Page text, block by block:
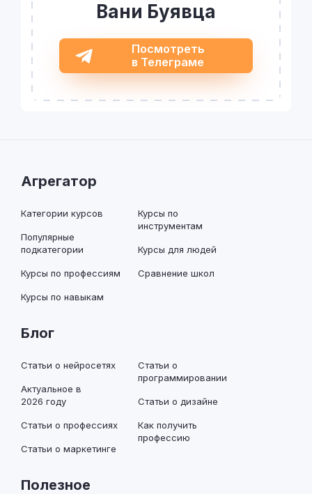
Вани Буявца
Посмотреть
в Телеграме
Агрегатор
Категории курсов
Популярные
подкатегории
Курсы по профессиям
Курсы по навыкам
Курсы по
инструментам
Курсы для людей
Сравнение школ
Блог
Статьи о нейросетях
Актуальное в
2026 году
Статьи о профессиях
Статьи о маркетинге
Статьи о
программировании
Статьи о дизайне
Как получить
профессию
Полезное